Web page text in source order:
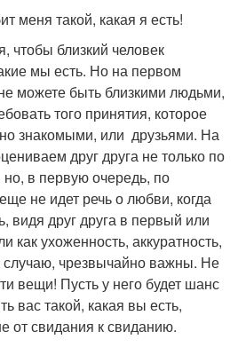
такой, какая я есть!
чтобы близкий человек
мы есть. Но на первом
можете быть близкими людьми,
того принятия, которое
знакомыми, или друзьями. На
друг друга не только по
в первую очередь, по
не идет речь о любви, когда
видя друг друга в первый или
как ухоженность, аккуратность,
случаю, чрезвычайно важны. Не
вещи! Пусть у него будет шанс
вас такой, какая вы есть,
от свидания к свиданию.